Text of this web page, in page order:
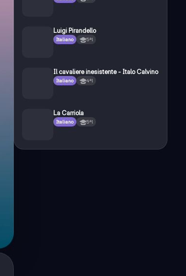
Luigi Pirandello
Italiano 5ªl
Il cavaliere inesistente - Italo Calvino
Italiano 4ªl
La Carriola
Italiano 5ªl